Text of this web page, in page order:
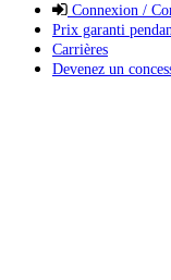
Connexion /
Prix garanti
Carrières
Devenez un